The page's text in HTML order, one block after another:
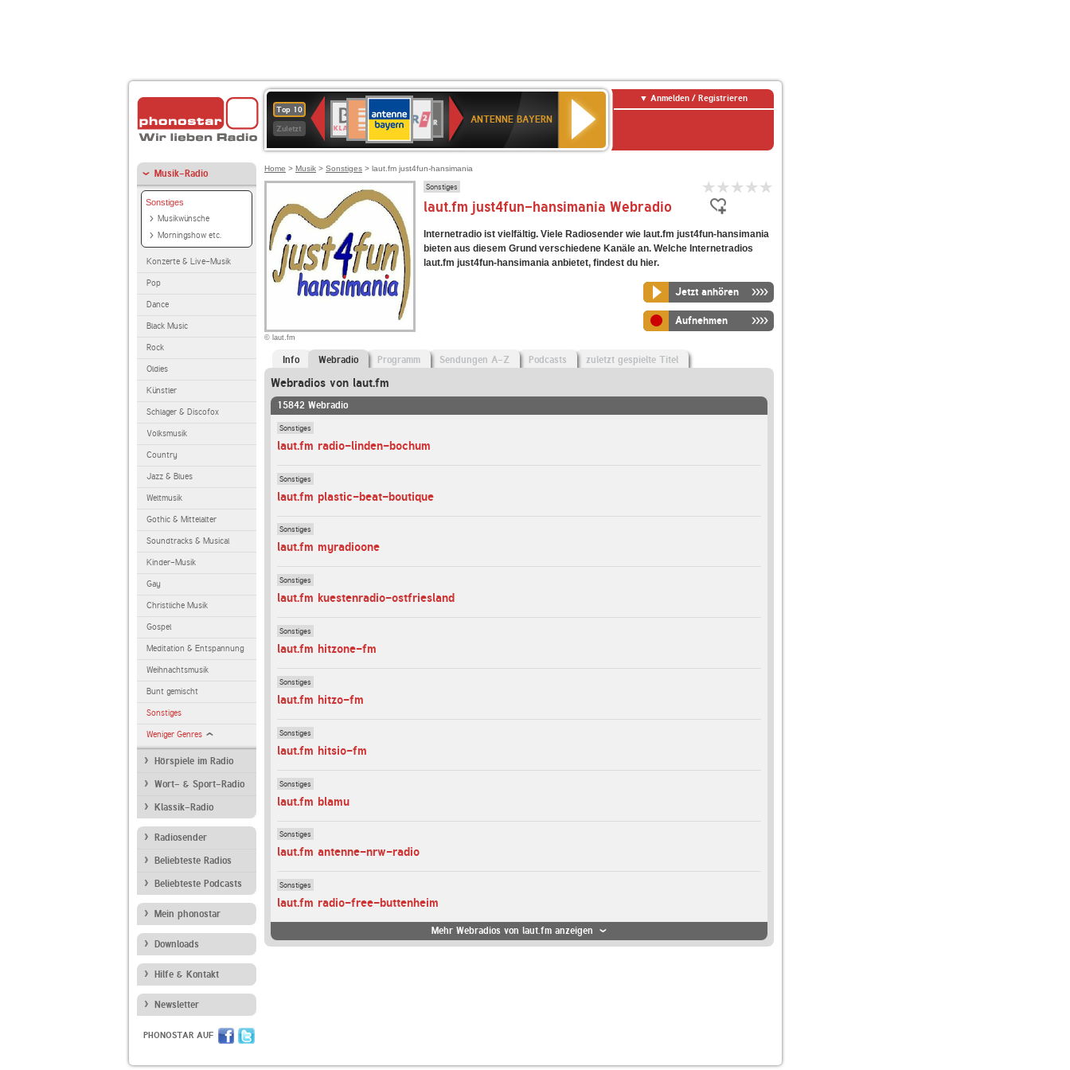
Top 10
Zuletzt
Deutschlandfunk
80er
90er
OLDIE
ANTENNE
SWR3
WDR
4
BR-
KLASSIK
Deutschlandfunk
KulturBAYERN
2
SWR
Kultur
NDR
2
ANTENNE BAYERN
Anmelden / Registrieren
Musik-Radio
Sonstiges
Musikwünsche
Morningshow etc.
Konzerte & Live-Musik
Pop
Dance
Black Music
Rock
Oldies
Künstler
Schlager & Discofox
Volksmusik
Country
Jazz & Blues
Weltmusik
Gothic & Mittelalter
Soundtracks & Musical
Kinder-Musik
Gay
Christliche Musik
Gospel
Meditation & Entspannung
Weihnachtsmusik
Bunt gemischt
Sonstiges
Weniger Genres
Hörspiele im Radio
Wort- & Sport-Radio
Klassik-Radio
Radiosender
Beliebteste Radios
Beliebteste Podcasts
Mein phonostar
Downloads
Hilfe & Kontakt
Newsletter
PHONOSTAR AUF
Home > Musik > Sonstiges > laut.fm just4fun-hansimania
© laut.fm
Sonstiges
laut.fm just4fun-hansimania Webradio
Internetradio ist vielfältig. Viele Radiosender wie laut.fm just4fun-hansimania
bieten aus diesem Grund verschiedene Kanäle an. Welche Internetradios
laut.fm just4fun-hansimania anbietet, findest du hier.
Jetzt anhören
Aufnehmen
Info Webradio Programm Sendungen A-Z Podcasts zuletzt gespielte Titel
Webradios von laut.fm
15842 Webradio
Sonstiges
laut.fm radio-linden-bochum
Sonstiges
laut.fm plastic-beat-boutique
Sonstiges
laut.fm myradioone
Sonstiges
laut.fm kuestenradio-ostfriesland
Sonstiges
laut.fm hitzone-fm
Sonstiges
laut.fm hitzo-fm
Sonstiges
laut.fm hitsio-fm
Sonstiges
laut.fm blamu
Sonstiges
laut.fm antenne-nrw-radio
Sonstiges
laut.fm radio-free-buttenheim
Mehr Webradios von laut.fm anzeigen